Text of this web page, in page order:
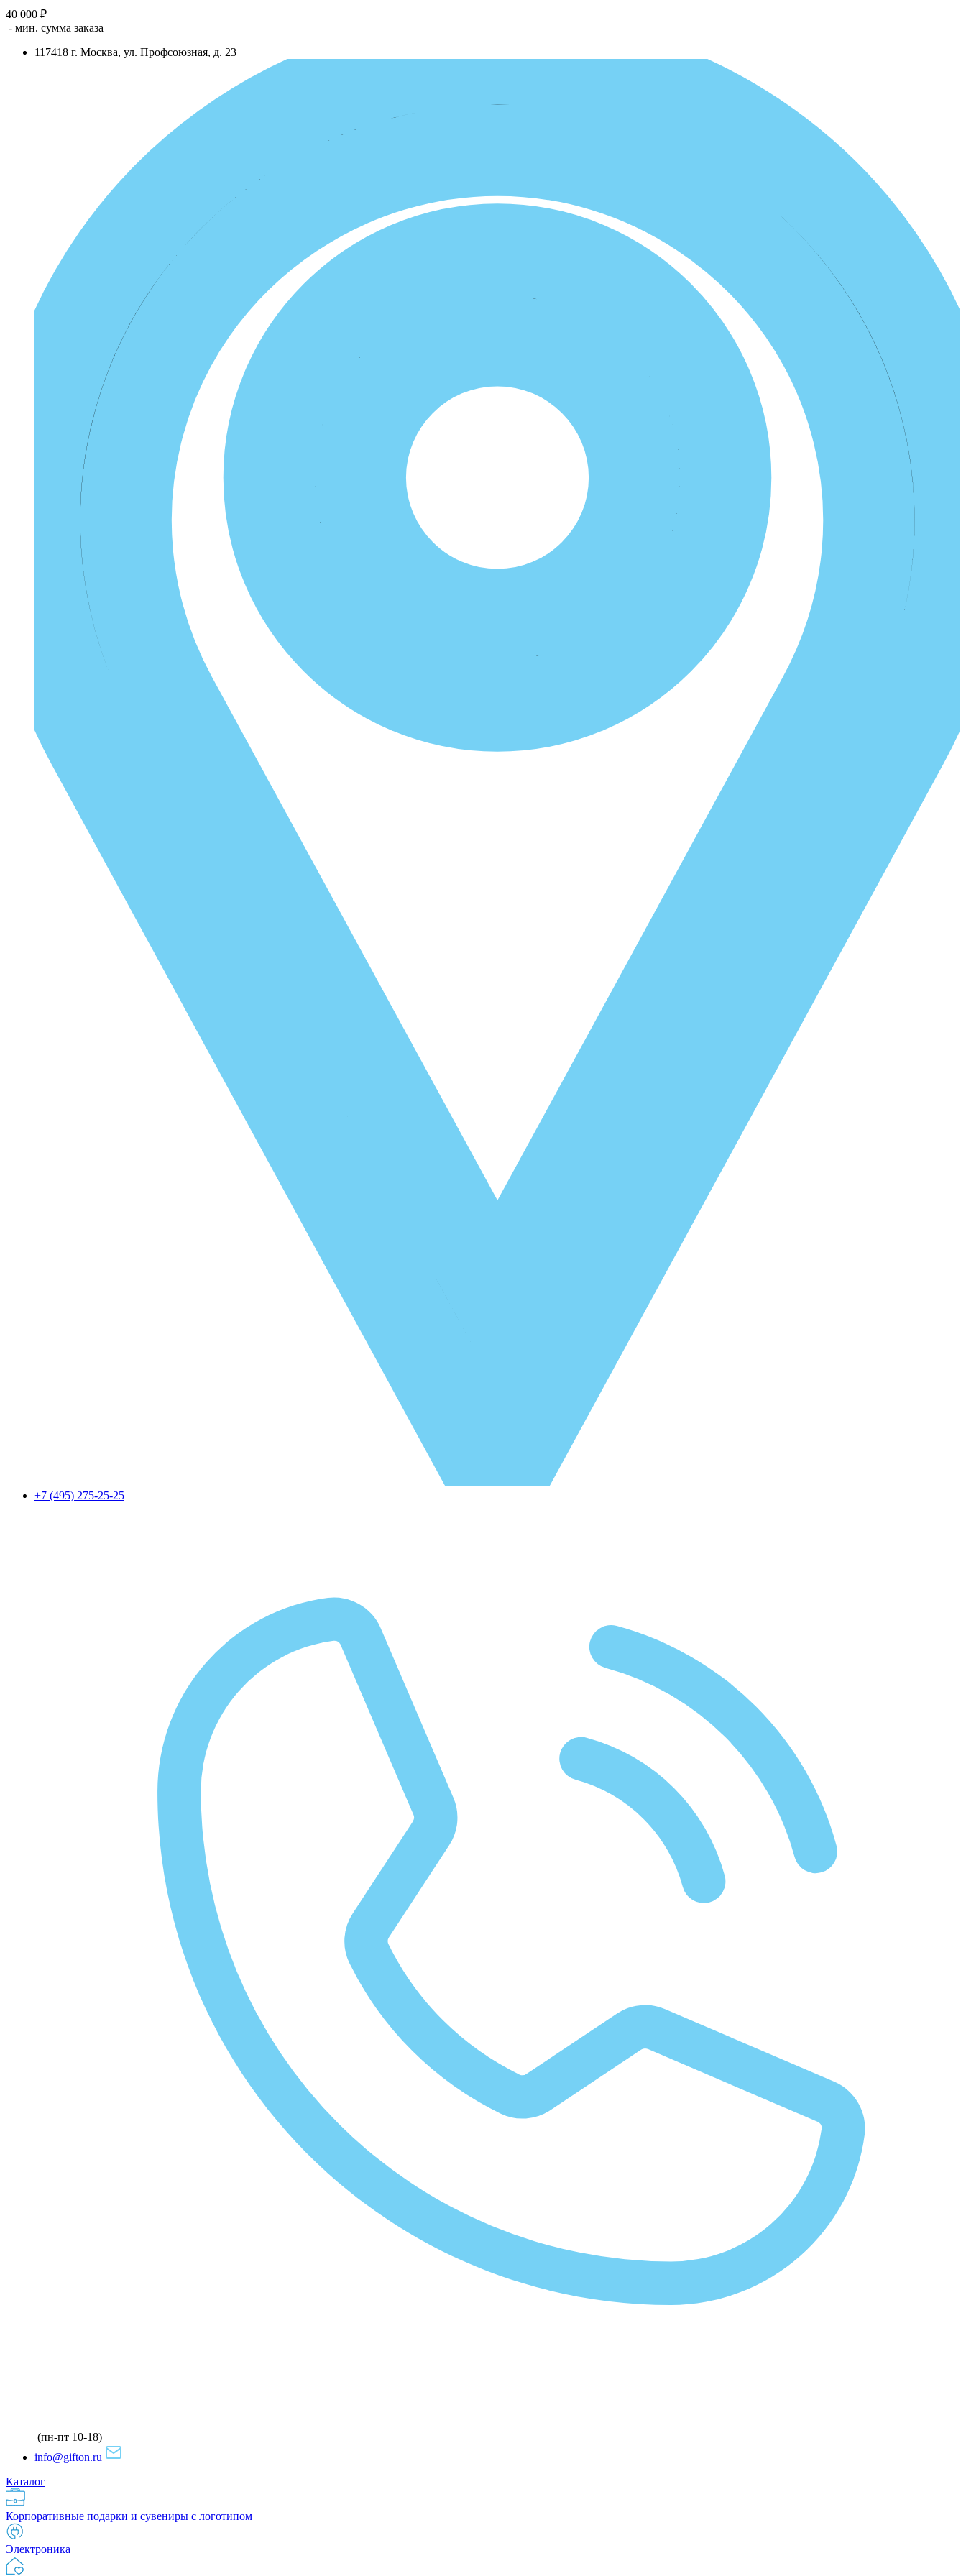
40 000 ₽
- мин. сумма заказа
117418 г. Москва, ул. Профсоюзная, д. 23
+7 (495) 275-25-25
(пн-пт 10-18)
info@gifton.ru
Каталог
Корпоративные подарки и сувениры с логотипом
Электроника